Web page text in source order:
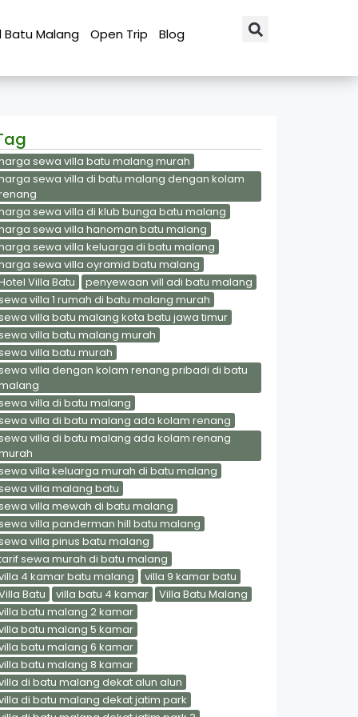
Batu Malang Open Trip Blog
sewa villa batu malang murah
sewa villa di batu malang dengan kolam
sewa villa di klub bunga batu malang
sewa villa hanoman batu malang
sewa villa keluarga di batu malang
sewa villa oyramid batu malang
Villa Batu
penyewaan vill adi batu malang
sewa villa 1 rumah di batu malang murah
sewa villa batu malang kota batu jawa timur
sewa villa batu malang murah
sewa villa batu murah
sewa villa dengan kolam renang pribadi di batu
sewa villa di batu malang
sewa villa di batu malang ada kolam renang
sewa villa di batu malang ada kolam renang
sewa villa keluarga murah di batu malang
sewa villa malang batu
sewa villa mewah di batu malang
sewa villa panderman hill batu malang
sewa villa pinus batu malang
sewa murah di batu malang
4 kamar batu malang
villa 9 kamar batu
Batu
villa batu 4 kamar
Villa Batu Malang
batu malang 2 kamar
batu malang 5 kamar
batu malang 6 kamar
batu malang 8 kamar
di batu malang dekat alun alun
di batu malang dekat jatim park